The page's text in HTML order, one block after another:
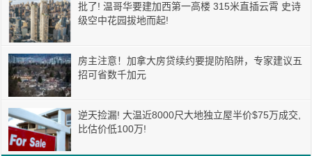
批了! 温哥华要建加西第一高楼 315米直插云霄 史诗
级空中花园拔地而起!
房主注意！加拿大房贷续约要提防陷阱，专家建议五
招可省数千加元
逆天捡漏! 大温近8000尺大地独立屋半价$75万成交,
比估价低100万!